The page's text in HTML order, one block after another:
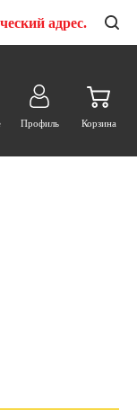
адрес.
Профиль Корзина